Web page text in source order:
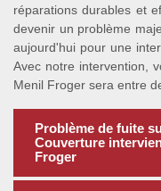
réparations durables et
devenir un problème
aujourd'hui pour une
Avec notre intervention,
Menil Froger sera entre
Problème de fuite
Couverture
Froger